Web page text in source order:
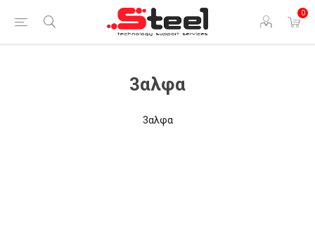
0
3αλφα
3αλφα